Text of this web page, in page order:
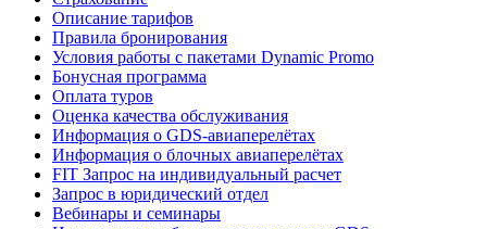
Описание тарифов
Правила бронирования
Условия работы с пакетами Dynamic Promo
Бонусная программа
Оплата туров
Оценка качества обслуживания
Информация о GDS-авиаперелётах
Информация о блочных авиаперелётах
FIT Запрос на индивидуальный расчет
Запрос в юридический отдел
Вебинары и семинары